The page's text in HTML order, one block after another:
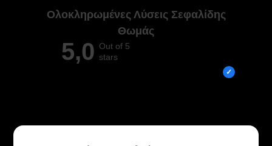
Ολοκληρωμένες Λύσεις Σεφαλίδης
Θωμάς
5,0 Out of 5
stars